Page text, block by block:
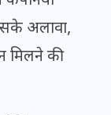
अलावा,
मिलने की